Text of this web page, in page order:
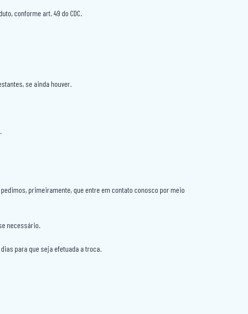
conforme art. 49 do CDC.
se ainda houver.
primeiramente, que entre em contato conosco por meio
necessário.
para que seja efetuada a troca.